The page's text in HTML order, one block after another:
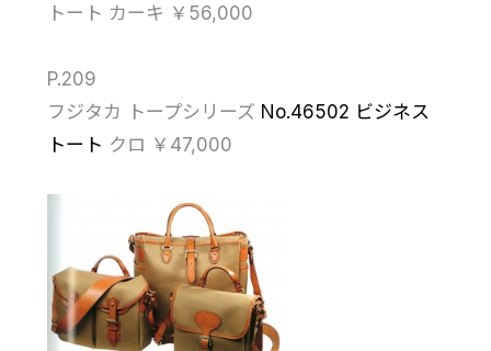
トート カーキ ￥56,000
P.209
フジタカ トープシリーズ No.46502 ビジネス
トート クロ ￥47,000